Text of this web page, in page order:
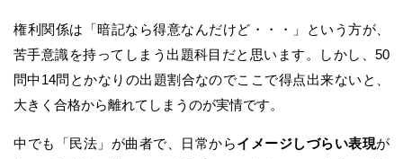
権利関係は「暗記なら得意なんだけど・・・」という方が、
苦手意識を持ってしまう出題科目だと思います。しかし、50
問中14問とかなりの出題割合なのでここで得点出来ないと、
大きく合格から離れてしまうのが実情です。
中でも「民法」が曲者で、日常からイメージしづらい表現が